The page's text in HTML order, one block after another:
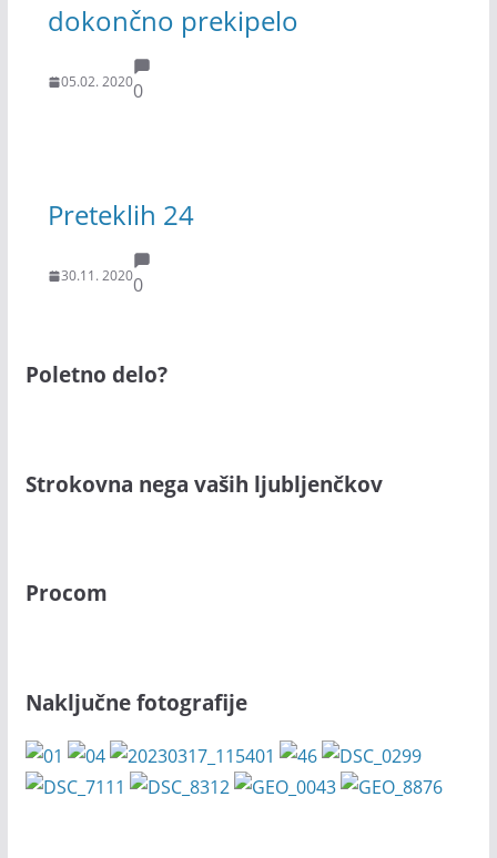
dokončno prekipelo
05.02. 20200
Preteklih 24
30.11. 20200
Poletno delo?
Strokovna nega vaših ljubljenčkov
Procom
Naključne fotografije